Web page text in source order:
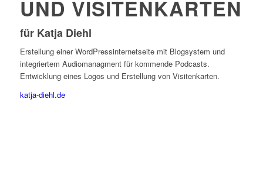
UND VISITENKARTEN
für Katja Diehl
Erstellung einer WordPressinternetseite mit Blogsystem und
integriertem Audiomanagment für kommende Podcasts.
Entwicklung eines Logos und Erstellung von Visitenkarten.
katja-diehl.de